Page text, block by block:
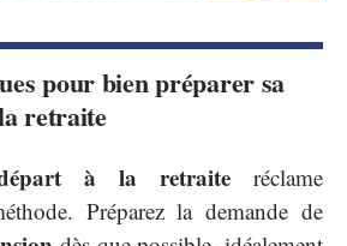
pour bien préparer sa
retraite
à la retraite réclame
Préparez la demande de